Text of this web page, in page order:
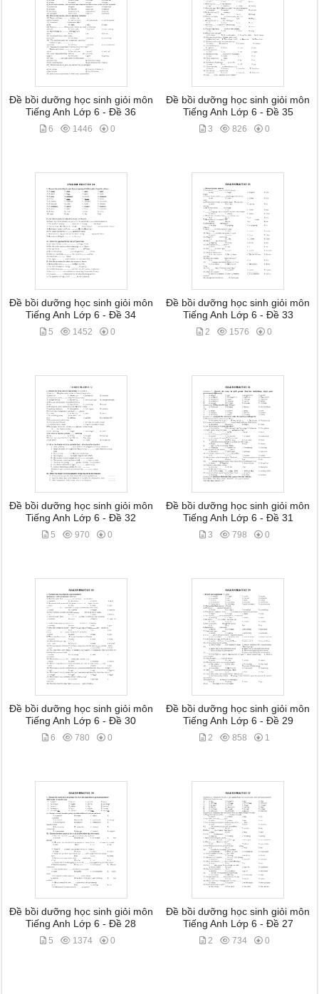
Đề bồi dưỡng học sinh giỏi môn
Tiếng Anh Lớp 6 - Đề 36
6 1446 0
Đề bồi dưỡng học sinh giỏi môn
Tiếng Anh Lớp 6 - Đề 35
3 826 0
Đề bồi dưỡng học sinh giỏi môn
Tiếng Anh Lớp 6 - Đề 34
5 1452 0
Đề bồi dưỡng học sinh giỏi môn
Tiếng Anh Lớp 6 - Đề 33
2 1576 0
Đề bồi dưỡng học sinh giỏi môn
Tiếng Anh Lớp 6 - Đề 32
5 970 0
Đề bồi dưỡng học sinh giỏi môn
Tiếng Anh Lớp 6 - Đề 31
3 798 0
Đề bồi dưỡng học sinh giỏi môn
Tiếng Anh Lớp 6 - Đề 30
6 780 0
Đề bồi dưỡng học sinh giỏi môn
Tiếng Anh Lớp 6 - Đề 29
2 858 1
Đề bồi dưỡng học sinh giỏi môn
Tiếng Anh Lớp 6 - Đề 28
5 1374 0
Đề bồi dưỡng học sinh giỏi môn
Tiếng Anh Lớp 6 - Đề 27
2 734 0